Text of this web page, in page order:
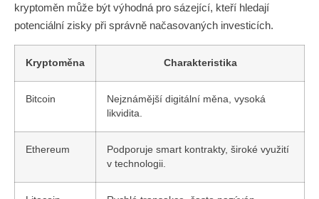
kryptoměn může být výhodná pro sázející, kteří hledají
potenciální zisky při správně načasovaných investicích.
Kryptoměna Charakteristika
Bitcoin
Nejznámější digitální měna, vysoká
likvidita.
Ethereum
Podporuje smart kontrakty, široké využití
v technologii.